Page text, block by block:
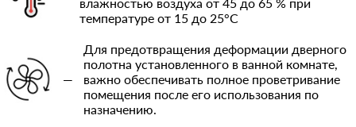
температуре от 15 до 25°C
—
Для предотвращения деформации дверного
полотна установленного в ванной комнате,
важно обеспечивать полное проветривание
помещения после его использования по
назначению.